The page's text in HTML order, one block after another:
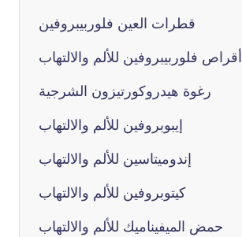
قطرات العين فلوربيبروفين
أقراص فلوربيبروفين للألم والالتهاب
رغوة هيدروكورتيزون الشرجية
إيبوبروفين للألم والالتهاب
إندوميتاسين للألم والالتهاب
كيتوبروفين للألم والالتهاب
حمض الميفيناميك للألم والالتهاب